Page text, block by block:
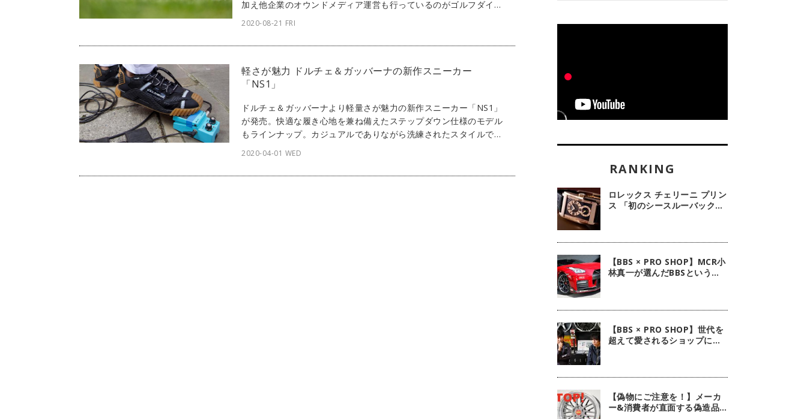
加え他企業のオウンドメディア運営も行っているのがゴルフダイジ
Webメディアの背景と展望について話を聞いた。
2020-08-21 FRI
軽さが魅力 ドルチェ＆ガッバーナの新作スニーカー
「NS1」
ドルチェ＆ガッバーナより軽量さが魅力の新作スニーカー「NS1」
が発売。快適な履き心地を兼ね備えた​ステップダウン仕様のモデル
もラインナップ。カジュアルでありながら洗練されたスタイルで、
2020-04-01 WED
ロレックス チェリーニ プリン
ス 「初のシースルーバック・
【BBS × PRO SHOP】MCR小
林真一が選んだBBSという選
【BBS × PRO SHOP】世代を
超えて愛されるショップに。
【偽物にご注意を！】メーカ
ー&消費者が直面する偽造品